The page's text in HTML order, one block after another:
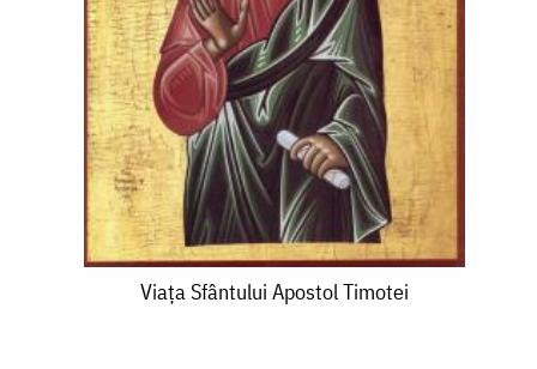
Viața Sfântului Apostol Timotei